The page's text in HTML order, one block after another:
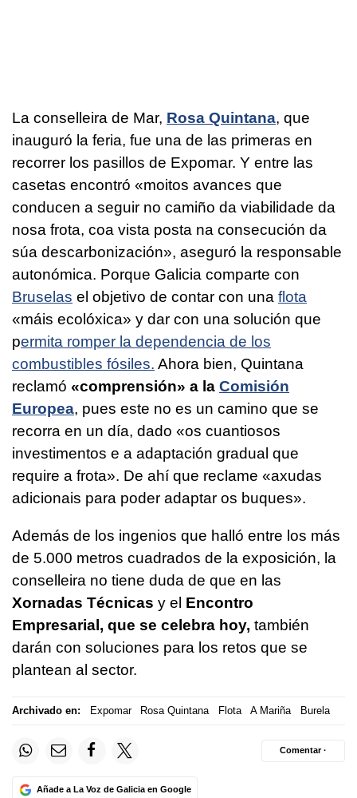
La conselleira de Mar, Rosa Quintana, que
inauguró la feria, fue una de las primeras en
recorrer los pasillos de Expomar. Y entre las
casetas encontró «moitos avances que
conducen a seguir no camiño da viabilidade da
nosa frota, coa vista posta na consecución da
súa descarbonización», aseguró la responsable
autonómica. Porque Galicia comparte con
Bruselas el objetivo de contar con una flota
«máis ecolóxica» y dar con una solución que
permita romper la dependencia de los
combustibles fósiles. Ahora bien, Quintana
reclamó «comprensión» a la Comisión
Europea, pues este no es un camino que se
recorra en un día, dado «os cuantiosos
investimentos e a adaptación gradual que
require a frota». De ahí que reclame «axudas
adicionais para poder adaptar os buques».
Además de los ingenios que halló entre los más
de 5.000 metros cuadrados de la exposición, la
conselleira no tiene duda de que en las
Xornadas Técnicas y el Encontro
Empresarial, que se celebra hoy, también
darán con soluciones para los retos que se
plantean al sector.
Archivado en: Expomar Rosa Quintana Flota A Mariña Burela
Añade a La Voz de Galicia en Google
Comentar ·